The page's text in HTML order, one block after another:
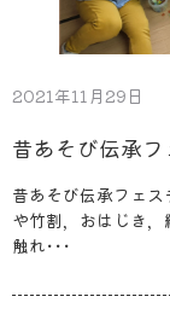
2021年11月29日
昔あそび伝承
昔あそび伝承フェ
や竹割，おはじき
触れ･･･